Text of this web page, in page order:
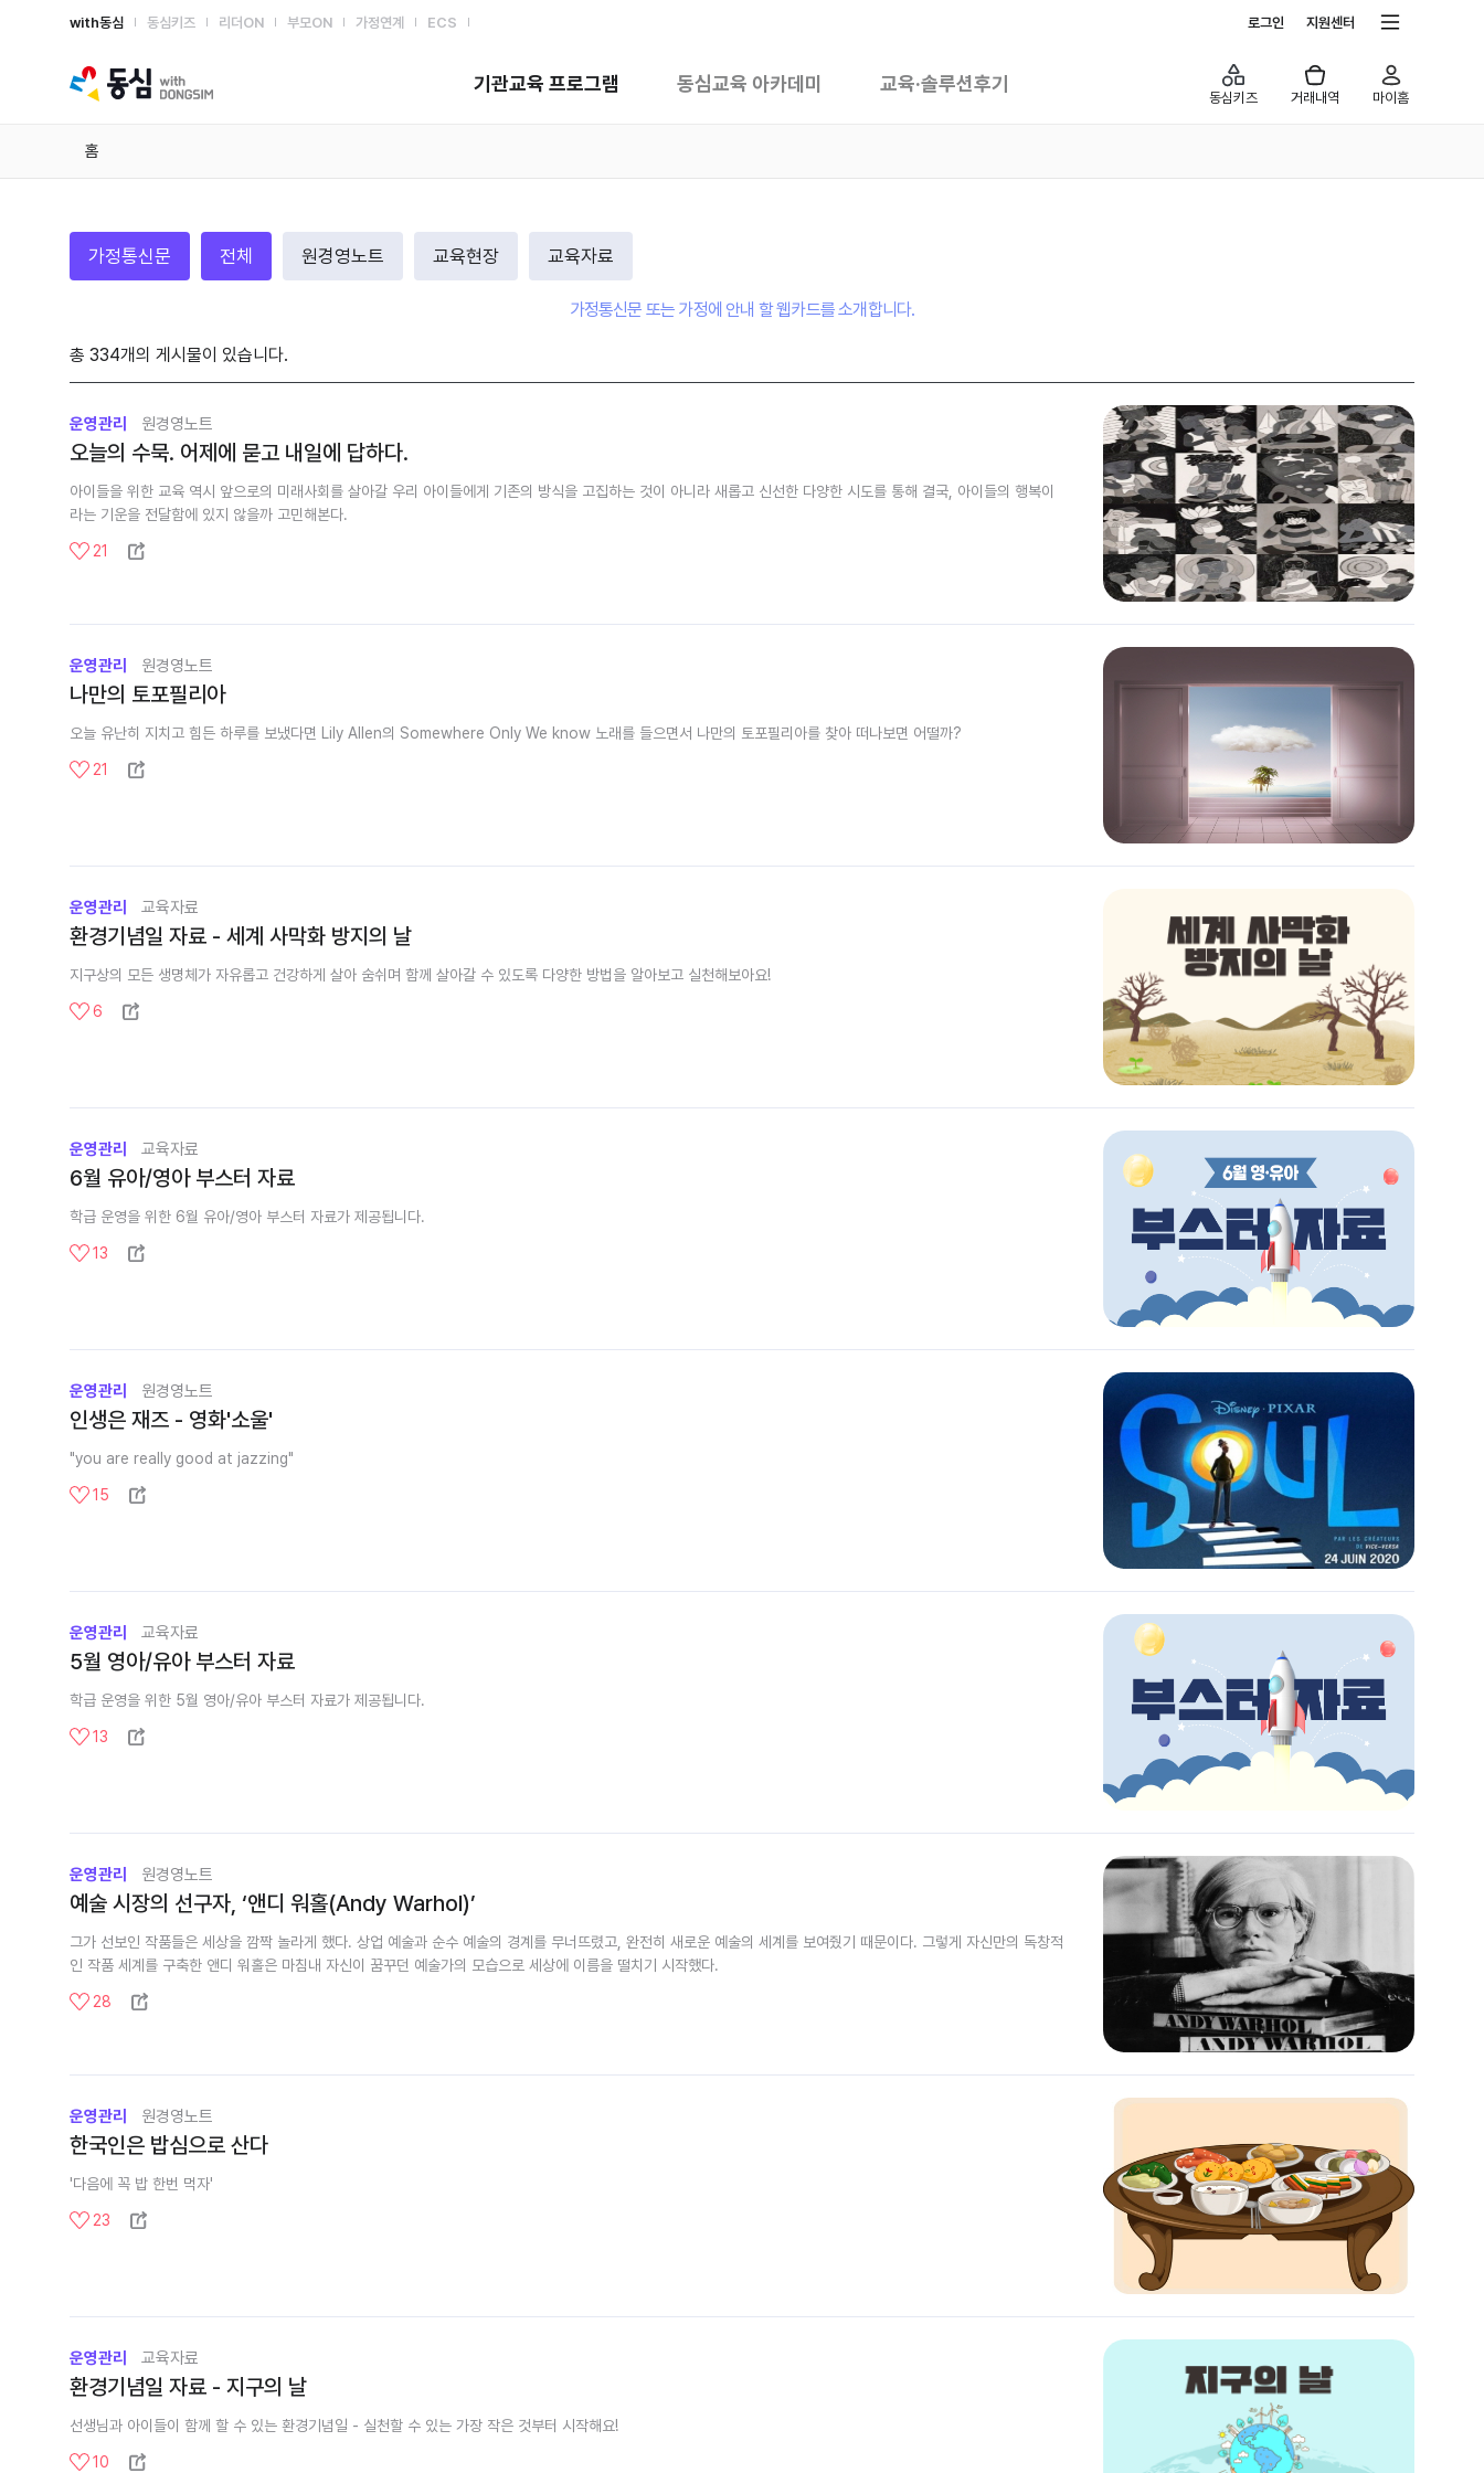
with동심 동심키즈 리더ON 부모ON 가정연계 ECS 로그인 지원센터
with동심 기관교육 프로그램 동심교육 아카데미 교육·솔루션후기
동심키즈 거래내역 마이홈
홈
가정통신문 전체 원경영노트 교육현장 교육자료
가정통신문 또는 가정에 안내 할 웹카드를 소개합니다.
총 334개의 게시물이 있습니다.
운영관리 원경영노트
오늘의 수묵. 어제에 묻고 내일에 답하다.
아이들을 위한 교육 역시 앞으로의 미래사회를 살아갈 우리 아이들에게 기존의 방식을 고집하는 것이 아니라 새롭고 신선한 다양한 시도를 통해 결국, 아이들의 행복이
라는 기운을 전달함에 있지 않을까 고민해본다.
21
운영관리 원경영노트
나만의 토포필리아
오늘 유난히 지치고 힘든 하루를 보냈다면 Lily Allen의 Somewhere Only We know 노래를 들으면서 나만의 토포필리아를 찾아 떠나보면 어떨까?
21
운영관리 교육자료
환경기념일 자료 - 세계 사막화 방지의 날
지구상의 모든 생명체가 자유롭고 건강하게 살아 숨쉬며 함께 살아갈 수 있도록 다양한 방법을 알아보고 실천해보아요!
6
운영관리 교육자료
6월 유아/영아 부스터 자료
학급 운영을 위한 6월 유아/영아 부스터 자료가 제공됩니다.
13
운영관리 원경영노트
인생은 재즈 - 영화'소울'
"you are really good at jazzing"
15
운영관리 교육자료
5월 영아/유아 부스터 자료
학급 운영을 위한 5월 영아/유아 부스터 자료가 제공됩니다.
13
운영관리 원경영노트
예술 시장의 선구자, ‘앤디 워홀(Andy Warhol)’
그가 선보인 작품들은 세상을 깜짝 놀라게 했다. 상업 예술과 순수 예술의 경계를 무너뜨렸고, 완전히 새로운 예술의 세계를 보여줬기 때문이다. 그렇게 자신만의 독창적
인 작품 세계를 구축한 앤디 워홀은 마침내 자신이 꿈꾸던 예술가의 모습으로 세상에 이름을 떨치기 시작했다.
28
운영관리 원경영노트
한국인은 밥심으로 산다
'다음에 꼭 밥 한번 먹자'
23
운영관리 교육자료
환경기념일 자료 - 지구의 날
선생님과 아이들이 함께 할 수 있는 환경기념일 - 실천할 수 있는 가장 작은 것부터 시작해요!
10